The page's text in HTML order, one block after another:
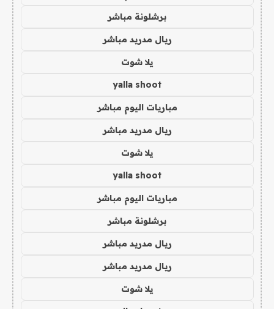
برشلونة مباشر
ريال مدريد مباشر
يلا شوت
yalla shoot
مباريات اليوم مباشر
ريال مدريد مباشر
يلا شوت
yalla shoot
مباريات اليوم مباشر
برشلونة مباشر
ريال مدريد مباشر
ريال مدريد مباشر
يلا شوت